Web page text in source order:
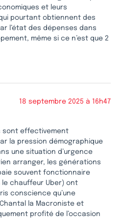
et leurs
pourtant obtiennent des
l’état des dépenses dans
même si ce n’est que 2
18 septembre 2025 à 16h47
sont effectivement
la pression démographique
une situation d’urgence
arranger, les générations
souvent fonctionnaire
le chauffeur Uber) ont
conscience qu’une
la Macroniste et
profité de l’occasion